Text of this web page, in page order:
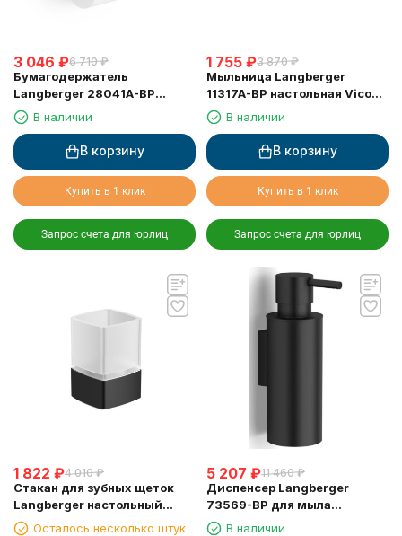
3 046 ₽6 710 ₽
Бумагодержатель
Langberger 28041A-BP
туалетной бумаги с
крышкой черный
В наличии
В корзину
Купить в 1 клик
Запрос счета для юрлиц
1 755 ₽3 870 ₽
Мыльница Langberger
11317A-BP настольная Vico
Black Edition чёрная
В наличии
В корзину
Купить в 1 клик
Запрос счета для юрлиц
1 822 ₽4 010 ₽
Стакан для зубных щеток
Langberger настольный
черный матовый (11313A-BP)
Осталось несколько штук
5 207 ₽11 460 ₽
Диспенсер Langberger
73569-BP для мыла
механический, 250 мл
В наличии